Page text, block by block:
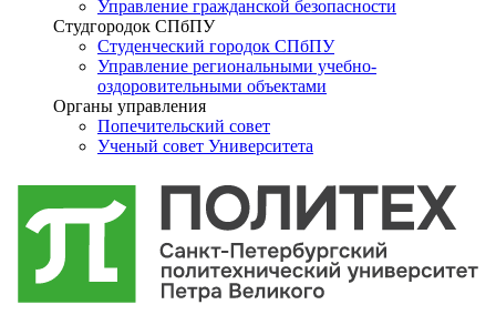
Управление гражданской безопасности
Студгородок СПбПУ
Студенческий городок СПбПУ
Управление региональными учебно-
оздоровительными объектами
Органы управления
Попечительский совет
Ученый совет Университета